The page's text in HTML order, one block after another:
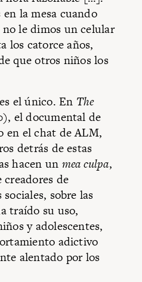
la mesa cuando
le dimos un celular
los catorce años,
que otros niños los
el único. En The
el documental de
en el chat de ALM,
detrás de estas
hacen un mea culpa,
de
sobre las
traído su uso,
y adolescentes,
adictivo
alentado por los